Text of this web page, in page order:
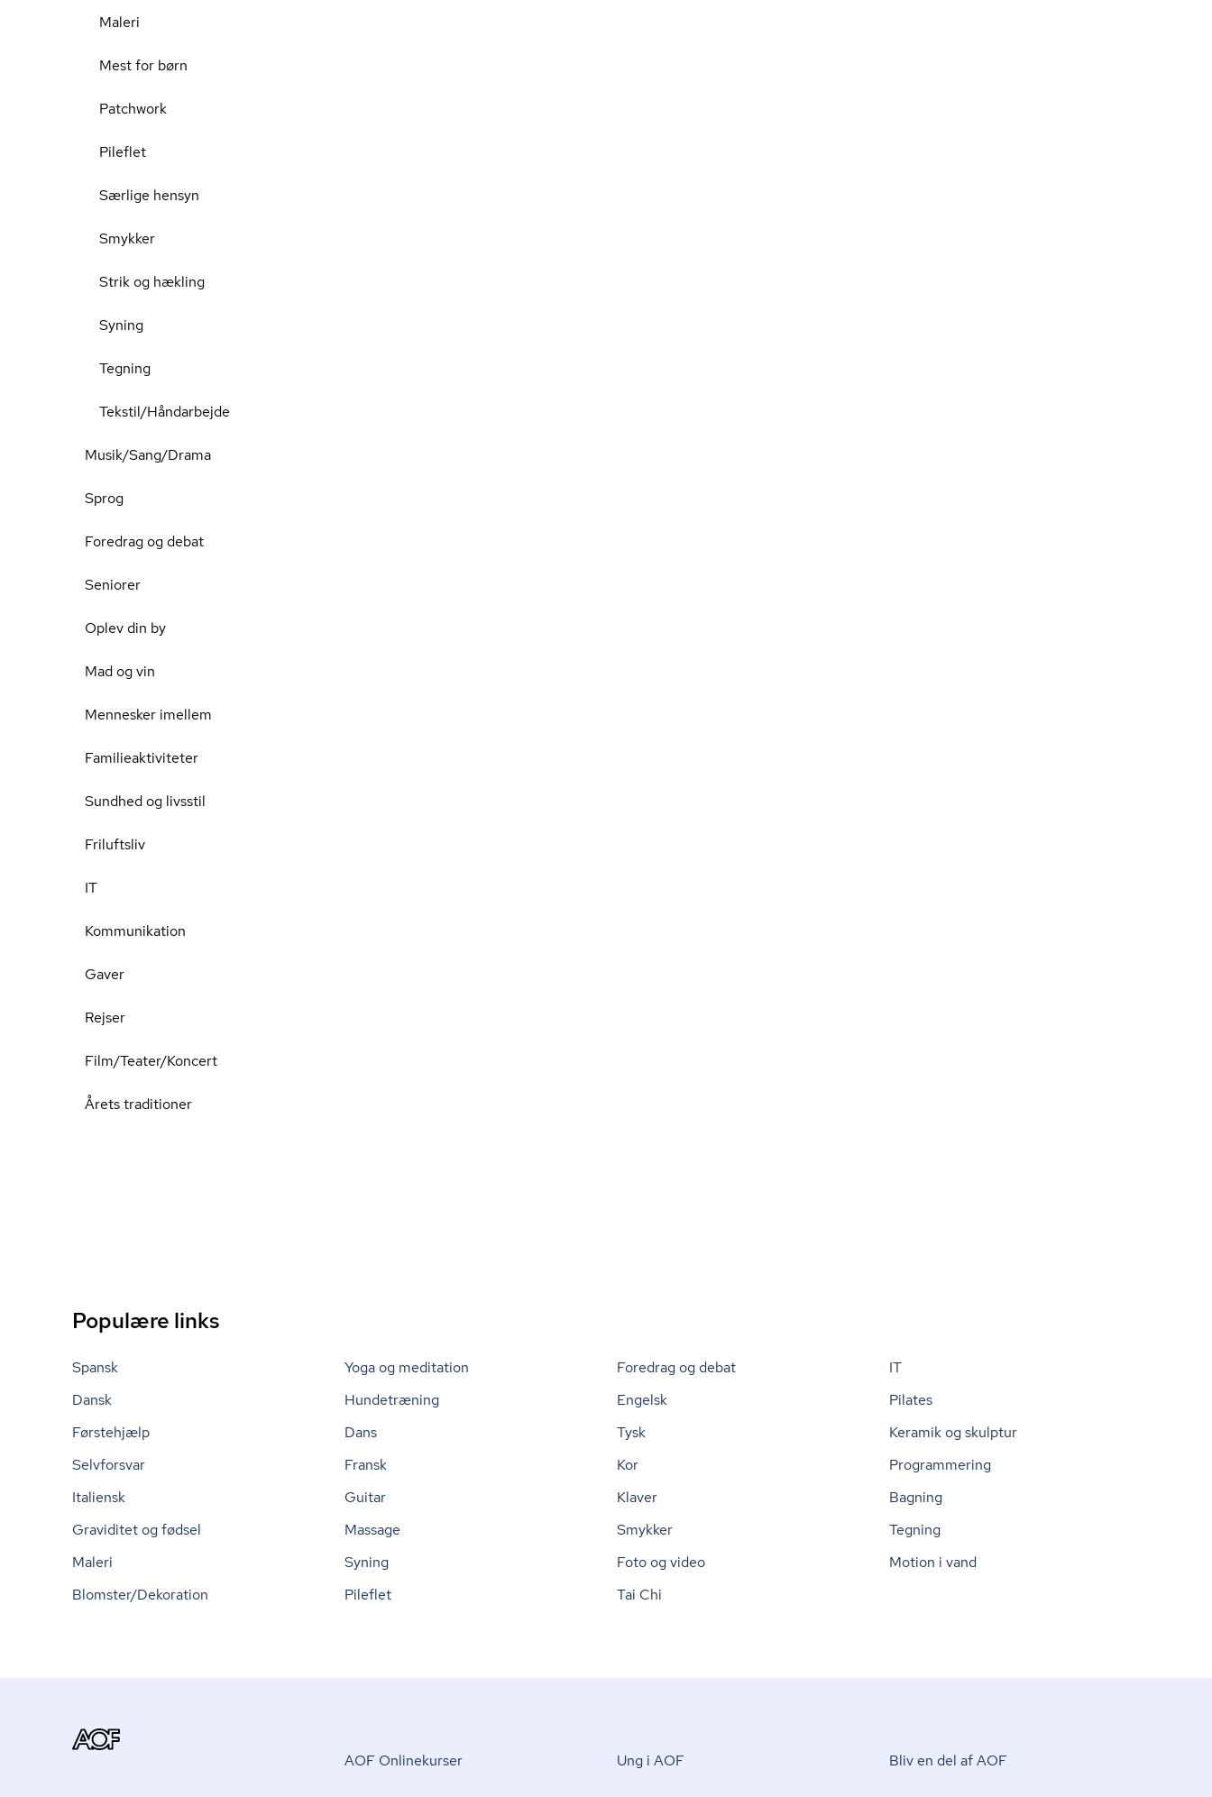
Maleri
Mest for børn
Patchwork
Pileflet
Særlige hensyn
Smykker
Strik og hækling
Syning
Tegning
Tekstil/Håndarbejde
Musik/Sang/Drama
Sprog
Foredrag og debat
Seniorer
Oplev din by
Mad og vin
Mennesker imellem
Familieaktiviteter
Sundhed og livsstil
Friluftsliv
IT
Kommunikation
Gaver
Rejser
Film/Teater/Koncert
Årets traditioner
Populære links
Spansk Yoga og meditation Foredrag og debat
IT
Dansk
Hundetræning Engelsk
Pilates
Førstehjælp
Dans Tysk
Keramik og skulptur
Selvforsvar
Fransk Kor
Programmering
Italiensk
Guitar Klaver
Bagning
Graviditet og fødsel
Massage Smykker
Tegning
Maleri
Syning Foto og video
Motion i vand
Blomster/Dekoration
Pileflet Tai Chi
AOF Onlinekurser Ung i AOF Bliv en del af AOF